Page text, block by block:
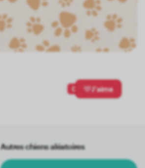
0 J'aime
Autres chiens aléatoires